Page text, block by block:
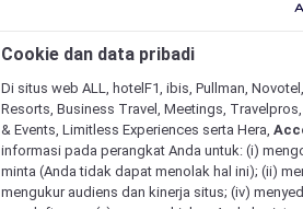
Cookie dan data pribadi
Di situs web ALL, hotelF1, ibis, Pullman,
Resorts, Business Travel, Meetings,
& Events, Limitless Experiences serta Hera,
informasi pada perangkat Anda untuk: (i)
minta (Anda tidak dapat menolak hal ini); (ii)
mengukur audiens dan kinerja situs; (iv)